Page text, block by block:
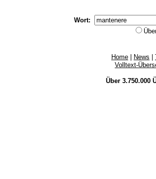
Wort:
Home News
Volltext-
Über 3.750.000